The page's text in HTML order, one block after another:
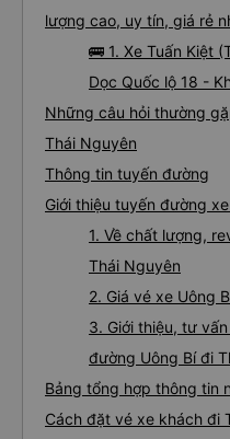
lượng cao, uy tín, giá rẻ
🚌 1. Xe Tuấn Kiệt
Dọc Quốc lộ 18 -
Những câu hỏi thường
Thái Nguyên
Thông tin tuyến đường
Giới thiệu tuyến đường
1. Về chất lượng,
Thái Nguyên
2. Giá vé xe Uông
3. Giới thiệu, tư
đường Uông Bí đi
Bảng tổng hợp thông tin
Cách đặt vé xe khách đi